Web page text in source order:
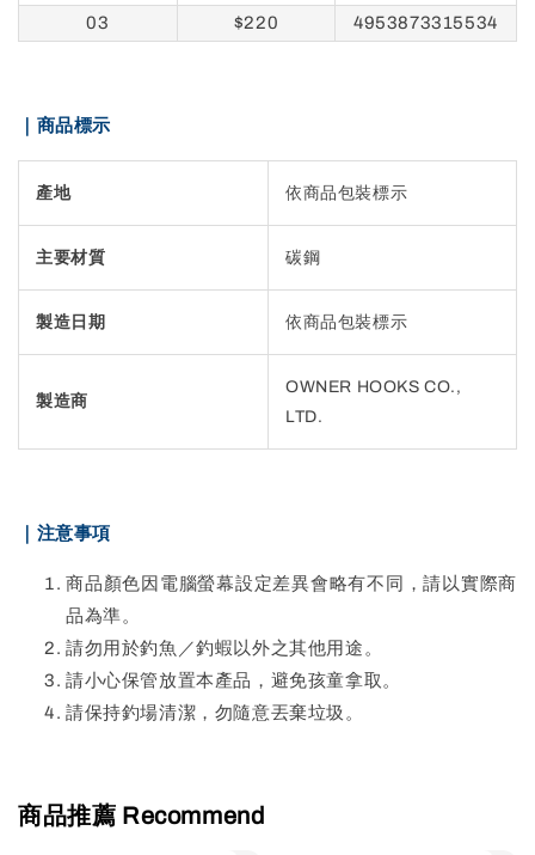
03 $220 4953873315534
｜商品標示
產地 依商品包裝標示
主要材質 碳鋼
製造日期 依商品包裝標示
製造商
OWNER HOOKS CO.,
LTD.
｜注意事項
商品顏色因電腦螢幕設定差異會略有不同，請以實際商
品為準。
請勿用於釣魚／釣蝦以外之其他用途。
請小心保管放置本產品，避免孩童拿取。
請保持釣場清潔，勿隨意丟棄垃圾。
商品推薦 Recommend